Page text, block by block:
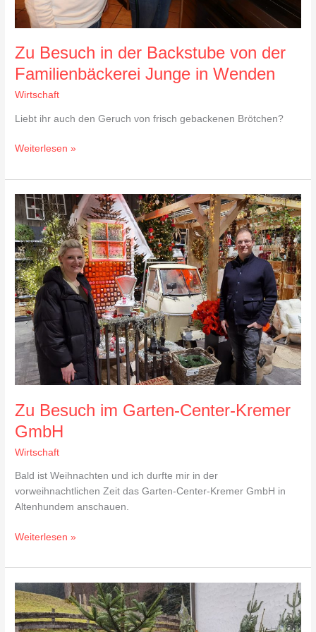
Zu Besuch in der Backstube von der
Familienbäckerei Junge in Wenden
Wirtschaft
Liebt ihr auch den Geruch von frisch gebackenen Brötchen?
Weiterlesen »
Zu Besuch im Garten-Center-Kremer
GmbH
Wirtschaft
Bald ist Weihnachten und ich durfte mir in der
vorweihnachtlichen Zeit das Garten-Center-Kremer GmbH in
Altenhundem anschauen.
Zu
Besuch
im
Garten-
Center-
Kremer
GmbH
Weiterlesen »
Auf
der
Suche